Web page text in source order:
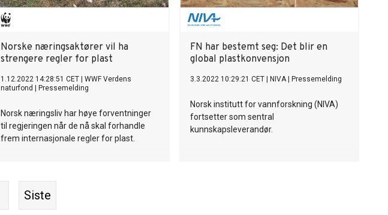
Norske næringsaktører vil ha
strengere regler for plast
1.12.2022 14:28:51 CET
WWF Verdens
naturfond
Pressemelding
Norsk næringsliv har høye forventninger
til regjeringen når de nå skal forhandle
frem internasjonale regler for plast.
FN har bestemt seg: Det blir en
global plastkonvensjon
3.3.2022 10:29:21 CET NIVA| Pressemelding
Norsk institutt for vannforskning (NIVA)
fortsetter som sentral
kunnskapsleverandør.
Siste